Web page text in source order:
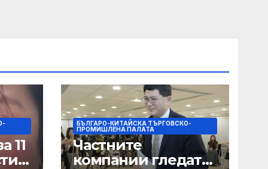
11
БЪЛГАРО-КИТАЙСКА ТЪРГОВСКО-
ПРОМИШЛЕНА ПАЛАТА
Частните
компании гледат